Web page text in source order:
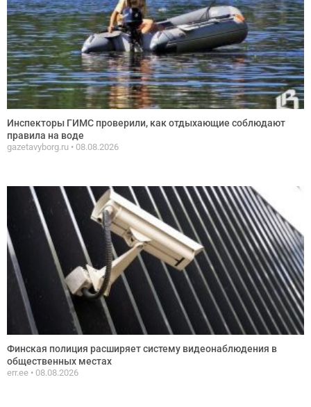
Инспекторы ГИМС проверили, как отдыхающие соблюдают
правила на воде
gazetavyborg.ru 08.08.2026
Финская полиция расширяет систему видеонаблюдения в
общественных местах
err.ee 08.08.2026